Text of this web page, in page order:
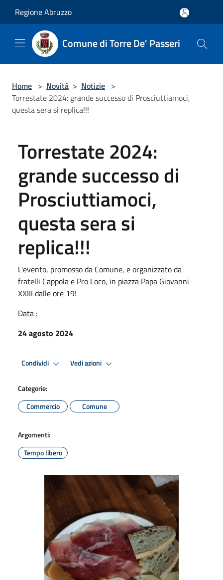
Regione Abruzzo
Comune di Torre De' Passeri
Home > Novità > Notizie >
Torrestate 2024: grande successo di Prosciuttiamoci,
questa sera si replica!!!
Torrestate 2024:
grande successo di
Prosciuttiamoci,
questa sera si
replica!!!
L'evento, promosso da Comune, e organizzato da
fratelli Cappola e Pro Loco, in piazza Papa Giovanni
XXIII dalle ore 19!
Data :
24 agosto 2024
Condividi Vedi azioni
Categorie:
Commercio
Comune
Argomenti:
Tempo libero